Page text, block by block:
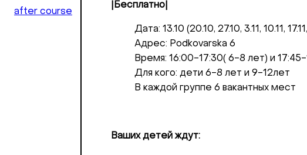
after course
|Бесплатно|
Дата: 13.10 (20.10, 27.10, 3.11, 10.11,
Адрес: Podkovarska 6
Время: 16:00-17:30( 6-8 лет) и 17:45-
Для кого: дети 6-8 лет и 9-12лет
В каждой группе 6 вакантных мест
Ваших детей ждут: